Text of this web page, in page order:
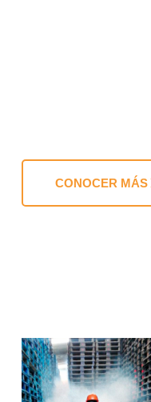
CONOCER MÁS